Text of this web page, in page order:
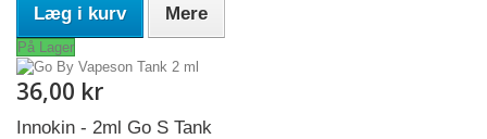
Læg i kurv Mere
På Lager
36,00 kr
Innokin - 2ml Go S Tank